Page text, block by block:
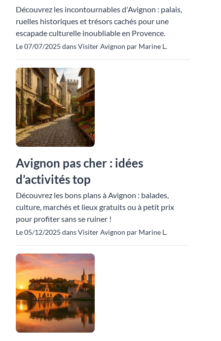
Découvrez les incontournables d'Avignon : palais,
ruelles historiques et trésors cachés pour une
escapade culturelle inoubliable en Provence.
Le 07/07/2025 dans Visiter Avignon par Marine L.
Avignon pas cher : idées
d’activités top
Découvrez les bons plans à Avignon : balades,
culture, marchés et lieux gratuits ou à petit prix
pour profiter sans se ruiner !
Le 05/12/2025 dans Visiter Avignon par Marine L.